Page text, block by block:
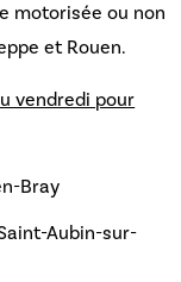
motorisée ou non
et Rouen.
vendredi pour
Bray
Aubin-sur-